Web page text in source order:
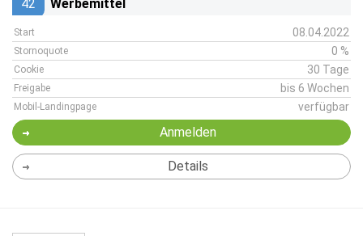
42 Werbemittel
Start 08.04.2022
Stornoquote 0 %
Cookie 30 Tage
Freigabe bis 6 Wochen
Mobil-Landingpage verfügbar
Anmelden
Details